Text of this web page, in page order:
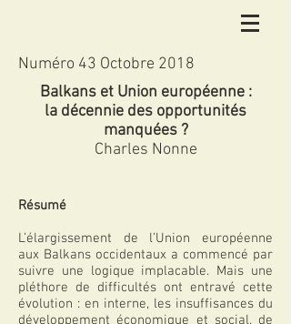
Résumé
L’élargissement de l’Union européenne
aux Balkans occidentaux a commencé par
suivre une logique implacable. Mais une
pléthore de difficultés ont entravé cette
évolution : en interne, les insuffisances du
développement économique et social, de
Balkans et Union européenne :
la décennie des opportunités
manquées ?
Charles Nonne
Numéro 43 Octobre 2018